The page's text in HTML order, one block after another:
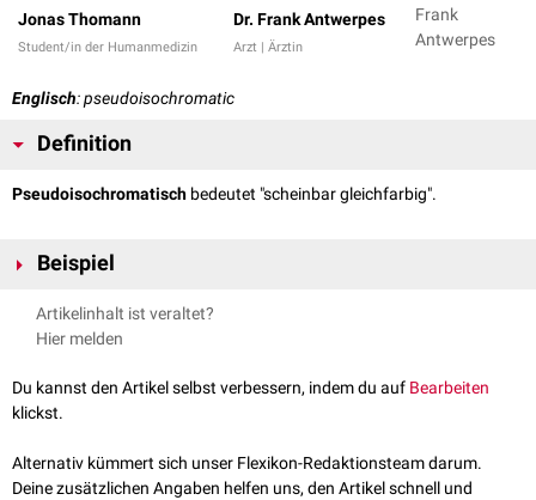
Jonas Thomann
Student/in der Humanmedizin
Dr. Frank Antwerpes
Arzt | Ärztin
Frank
Antwerpes
Englisch: pseudoisochromatic
Definition
Pseudoisochromatisch bedeutet "scheinbar gleichfarbig".
Beispiel
Pseudoisochromatische Tafeln
verwendet. Der farbsinngestörten Person gelingt es nicht, im Test die
Farben wahrnimmt.
Artikelinhalt ist veraltet?
Hier melden
Du kannst den Artikel selbst verbessern, indem du auf Bearbeiten
klickst.
Alternativ kümmert sich unser Flexikon-Redaktionsteam darum.
Deine zusätzlichen Angaben helfen uns, den Artikel schnell und